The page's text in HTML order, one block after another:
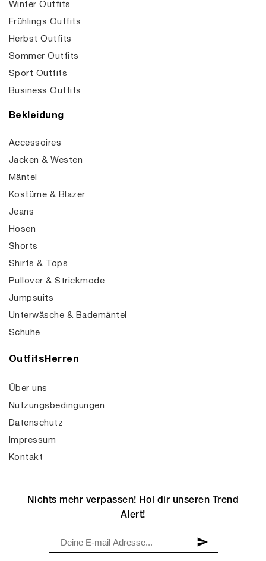
Winter Outfits
Frühlings Outfits
Herbst Outfits
Sommer Outfits
Sport Outfits
Business Outfits
Bekleidung
Accessoires
Jacken & Westen
Mäntel
Kostüme & Blazer
Jeans
Hosen
Shorts
Shirts & Tops
Pullover & Strickmode
Jumpsuits
Unterwäsche & Bademäntel
Schuhe
OutfitsHerren
Über uns
Nutzungsbedingungen
Datenschutz
Impressum
Kontakt
Nichts mehr verpassen! Hol dir unseren Trend
Alert!